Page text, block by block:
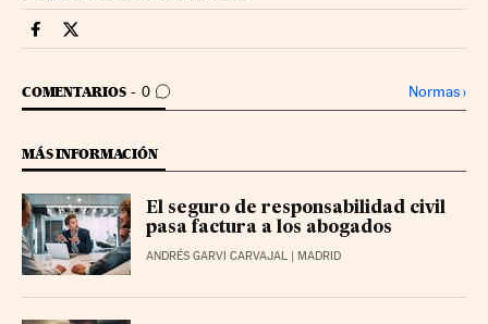
Legal Cinco Días en Facebook
Legal Cinco Días en Twitter
COMENTARIOS 0
IR A LOS COMENTARIOS Normas›
MÁS INFORMACIÓN
El seguro de responsabilidad civil
pasa factura a los abogados
ANDRÉS GARVI CARVAJAL | MADRID